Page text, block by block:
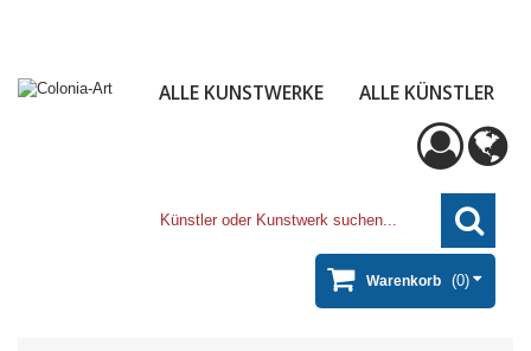
ALLE KUNSTWERKE ALLE KÜNSTLER
Warenkorb (0)